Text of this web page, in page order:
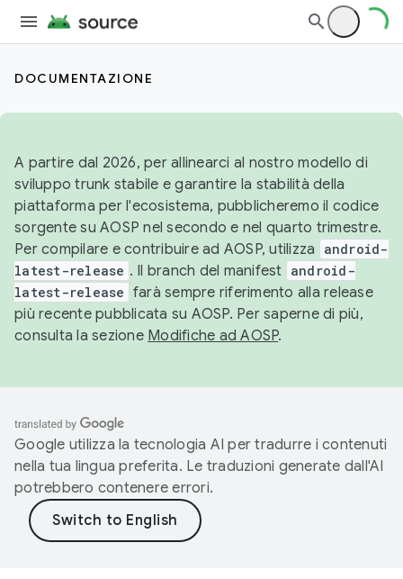
DOCUMENTAZIONE
A partire dal 2026, per allinearci al nostro modello di
sviluppo trunk stabile e garantire la stabilità della
piattaforma per l'ecosistema, pubblicheremo il codice
sorgente su AOSP nel secondo e nel quarto trimestre.
Per compilare e contribuire ad AOSP, utilizza
android-
latest-release . Il branch del manifest android-
latest-release farà sempre riferimento alla release
più recente pubblicata su AOSP. Per saperne di più,
consulta la sezione Modifiche ad AOSP.
Google utilizza la tecnologia AI per tradurre i contenuti
nella tua lingua preferita. Le traduzioni generate dall'AI
potrebbero contenere errori.